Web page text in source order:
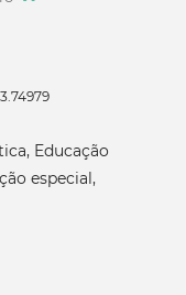
Educação
especial,